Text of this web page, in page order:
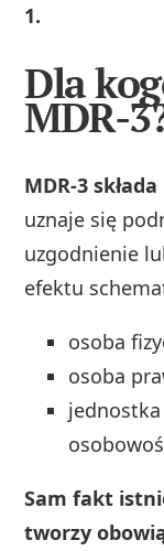
1.
Dla
MDR-
MDR-3
uznaje się
uzgodnienie
efektu
osoba
osoba
Sam fakt
tworzy